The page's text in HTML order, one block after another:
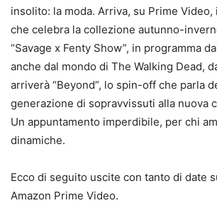
insolito: la moda. Arriva, su Prime
che celebra la collezione autunno-
“Savage x Fenty Show”, in programma
anche dal mondo di The Walking Dead,
arriverà “Beyond”, lo spin-off che parla
generazione di sopravvissuti alla nuova
Un appuntamento imperdibile, per chi
dinamiche.
Ecco di seguito uscite con tanto di date
Amazon Prime Video.